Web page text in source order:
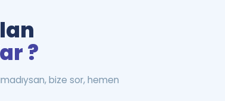
?
bize sor, hemen